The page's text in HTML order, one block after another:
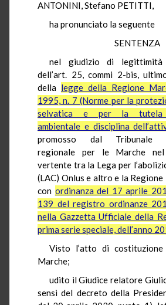
ANTONINI, Stefano PETITTI,
ha pronunciato la seguente
SENTENZA
nel giudizio di legittimità
dell’art. 25, commi 2-bis,
della legge della Regione
1995, n. 7 (Norme per la
selvatica e per la tutela
ambientale e disciplina
promosso dal Tribunale
regionale per le Marche nel
vertente tra la Lega per
(LAC) Onlus e altro e la
con ordinanza del 17 aprile
139 del registro ordinanze
nella Gazzetta Ufficiale della
prima serie speciale, dell’anno
Visto l’atto di costituzione
Marche;
udito il Giudice relatore
sensi del decreto della